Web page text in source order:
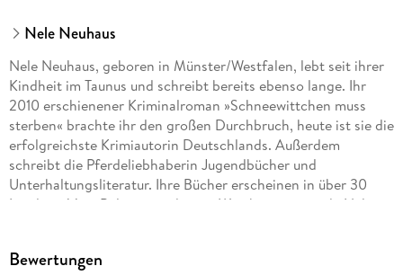
Nele Neuhaus
Nele Neuhaus, geboren in Münster/Westfalen, lebt seit ihrer
Kindheit im Taunus und schreibt bereits ebenso lange. Ihr
2010 erschienener Kriminalroman »Schneewittchen muss
sterben« brachte ihr den großen Durchbruch, heute ist sie die
erfolgreichste Krimiautorin Deutschlands. Außerdem
schreibt die Pferdeliebhaberin Jugendbücher und
Unterhaltungsliteratur. Ihre Bücher erscheinen in über 30
Ländern. Vom Polizeipräsidenten Westhessens wurde Nele
Bewertungen